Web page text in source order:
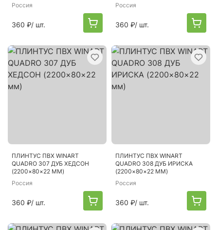
Россия
360 ₽/ шт.
Россия
360 ₽/ шт.
ПЛИНТУС ПВХ WINART
QUADRO 307 ДУБ ХЕДСОН
(2200×80×22 ММ)
Россия
360 ₽/ шт.
ПЛИНТУС ПВХ WINART
QUADRO 308 ДУБ ИРИСКА
(2200×80×22 ММ)
Россия
360 ₽/ шт.